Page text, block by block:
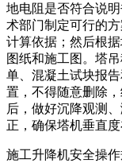
地电阻是否符合说
术部门制定可行的
计算依据；然后根
图纸和施工图。塔
单、混凝土试块报
置，不得随意删除
后，做好沉降观测
正，确保塔机垂直
施工升降机安全操